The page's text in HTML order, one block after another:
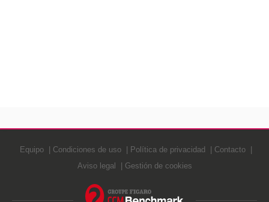
Equipo Condiciones de uso Política de privacidad
Contacto
Aviso legal
Gestión de cookies